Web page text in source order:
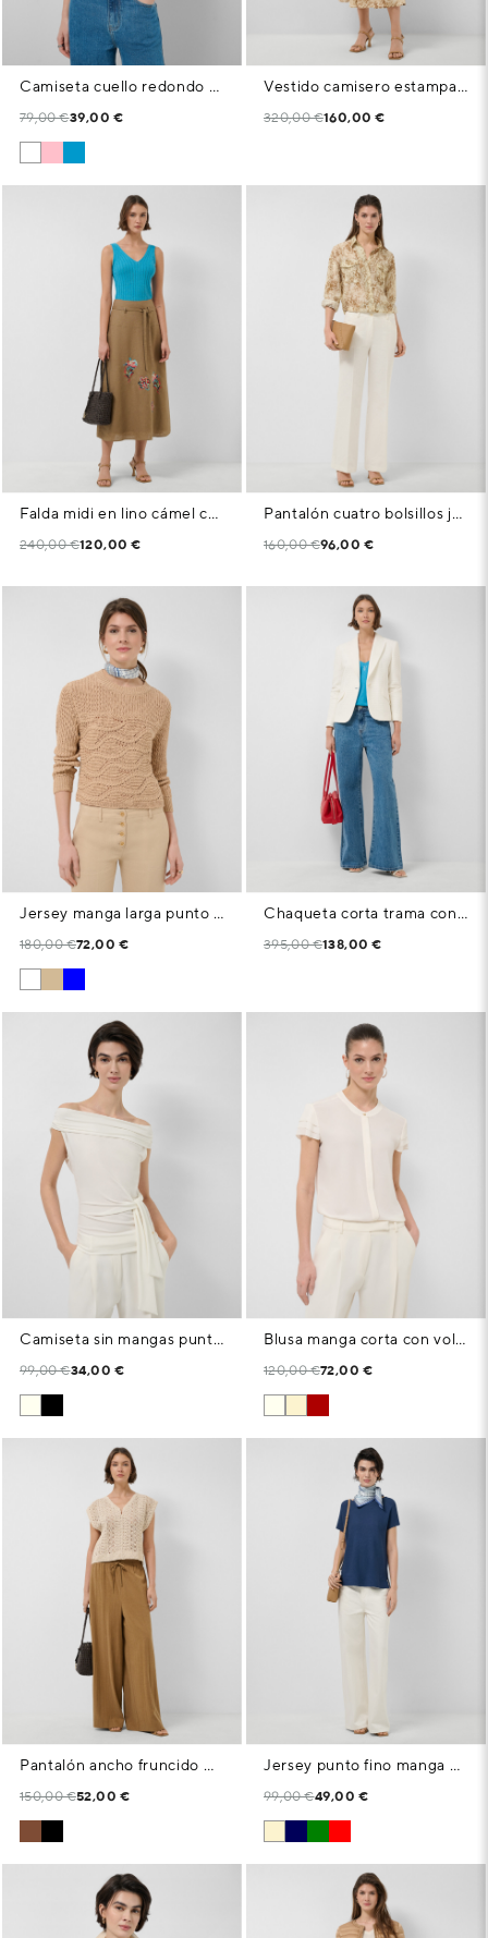
Camiseta cuello redondo punto algodón ligero rosa
79,00 €39,00 €
Vestido camisero estampado tonos cámel
320,00 €160,00 €
Falda midi en lino cámel con bordado floral
240,00 €120,00 €
Pantalón cuatro bolsillos jacquard de algodón blanco
160,00 €96,00 €
Jersey manga larga punto fantasía ondas cámel
180,00 €72,00 €
Chaqueta corta trama con brillo blanca
395,00 €138,00 €
Camiseta sin mangas punto cortado crudo
99,00 €34,00 €
Blusa manga corta con volantes crudo
120,00 €72,00 €
Pantalón ancho fruncido marrón
150,00 €52,00 €
Jersey punto fino manga murciélago azul marino
99,00 €49,00 €